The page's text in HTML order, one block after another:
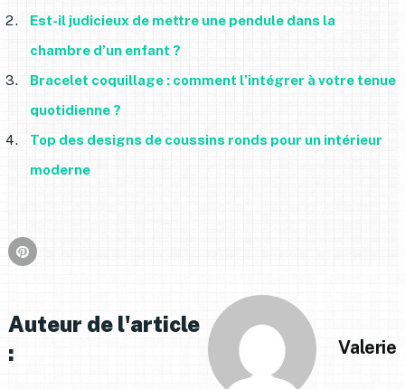
Est-il judicieux de mettre une pendule dans la
chambre d’un enfant ?
Bracelet coquillage : comment l’intégrer à votre tenue
quotidienne ?
Top des designs de coussins ronds pour un intérieur
moderne
Auteur de l'article
:
Valerie